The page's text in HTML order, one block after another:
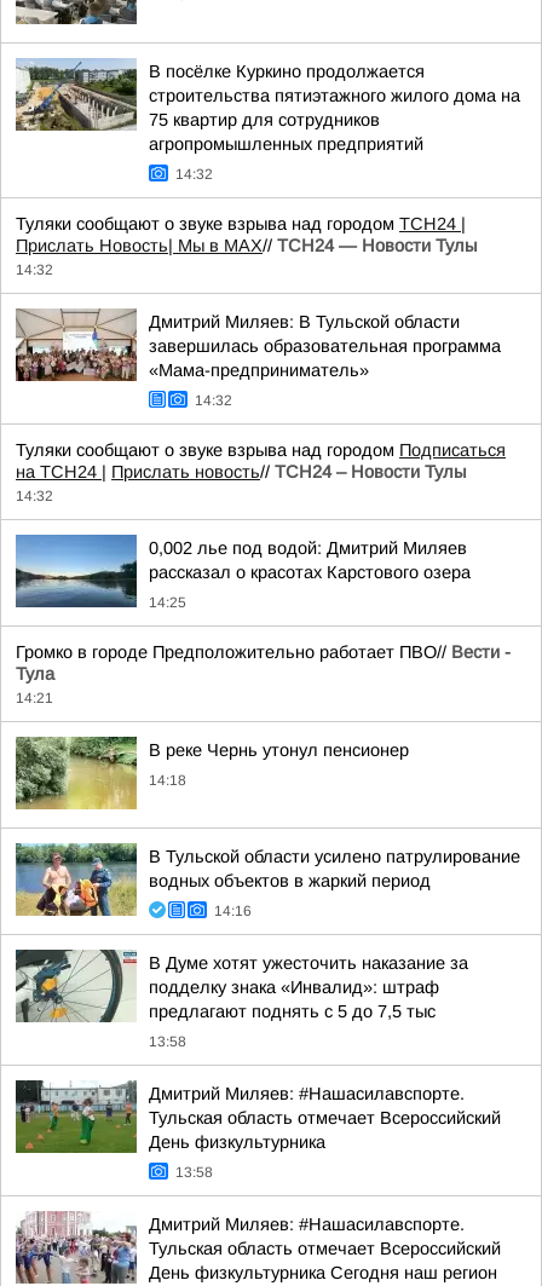
В посёлке Куркино продолжается
строительства пятиэтажного жилого дома на
75 квартир для сотрудников
агропромышленных предприятий
14:32
Туляки сообщают о звуке взрыва над городом ТСН24 |
Прислать Новость| Мы в МАХ// ТСН24 — Новости Тулы
14:32
Дмитрий Миляев: В Тульской области
завершилась образовательная программа
«Мама-предприниматель»
14:32
Туляки сообщают о звуке взрыва над городом Подписаться
на ТСН24 | Прислать новость// ТСН24 – Новости Тулы
14:32
0,002 лье под водой: Дмитрий Миляев
рассказал о красотах Карстового озера
14:25
Громко в городе Предположительно работает ПВО// Вести -
Тула
14:21
В реке Чернь утонул пенсионер
14:18
В Тульской области усилено патрулирование
водных объектов в жаркий период
14:16
В Думе хотят ужесточить наказание за
подделку знака «Инвалид»: штраф
предлагают поднять с 5 до 7,5 тыс
13:58
Дмитрий Миляев: #Нашасилавспорте.
Тульская область отмечает Всероссийский
День физкультурника
13:58
Дмитрий Миляев: #Нашасилавспорте.
Тульская область отмечает Всероссийский
День физкультурника Сегодня наш регион